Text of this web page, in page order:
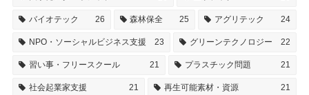
バイオテック 26 森林保全 25 アグリテック 24
NPO・ソーシャルビジネス支援 23 グリーンテクノロジー 22
習い事・フリースクール 21 プラスチック問題 21
社会起業家支援 21 再生可能素材・資源 21